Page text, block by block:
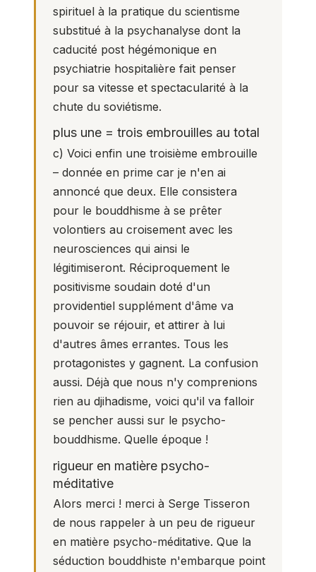
spirituel à la pratique du scientisme
substitué à la psychanalyse dont la
caducité post hégémonique en
psychiatrie hospitalière fait penser
pour sa vitesse et spectacularité à la
chute du soviétisme.
plus une = trois embrouilles au total
c) Voici enfin une troisième embrouille
– donnée en prime car je n'en ai
annoncé que deux. Elle consistera
pour le bouddhisme à se prêter
volontiers au croisement avec les
neurosciences qui ainsi le
légitimiseront. Réciproquement le
positivisme soudain doté d'un
providentiel supplément d'âme va
pouvoir se réjouir, et attirer à lui
d'autres âmes errantes. Tous les
protagonistes y gagnent. La confusion
aussi. Déjà que nous n'y comprenions
rien au djihadisme, voici qu'il va falloir
se pencher aussi sur le psycho-
bouddhisme. Quelle époque !
rigueur en matière psycho-
méditative
Alors merci ! merci à Serge Tisseron
de nous rappeler à un peu de rigueur
en matière psycho-méditative. Que la
séduction bouddhiste n'embarque point